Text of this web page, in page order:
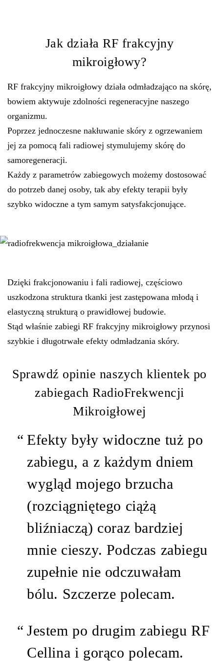
Jak działa RF frakcyjny
mikroigłowy?
RF frakcyjny mikroigłowy działa odmładzająco na skórę,
bowiem aktywuje zdolności regeneracyjne naszego
organizmu.
Poprzez jednoczesne nakłuwanie skóry z ogrzewaniem
jej za pomocą fali radiowej stymulujemy skórę do
samoregeneracji.
Każdy z parametrów zabiegowych możemy dostosować
do potrzeb danej osoby, tak aby efekty terapii były
szybko widoczne a tym samym satysfakcjonujące.
Dzięki frakcjonowaniu i fali radiowej, częściowo
uszkodzona struktura tkanki jest zastępowana młodą i
elastyczną strukturą o prawidłowej budowie.
Stąd właśnie zabiegi RF frakcyjny mikroigłowy przynosi
szybkie i długotrwałe efekty odmładzania skóry.
Sprawdź opinie naszych klientek po
zabiegach RadioFrekwencji
Mikroigłowej
Efekty były widoczne tuż po
zabiegu, a z każdym dniem
wygląd mojego brzucha
(rozciągniętego ciążą
bliźniaczą) coraz bardziej
mnie cieszy. Podczas zabiegu
zupełnie nie odczuwałam
bólu. Szczerze polecam.
Jestem po drugim zabiegu RF
Cellina i gorąco polecam.